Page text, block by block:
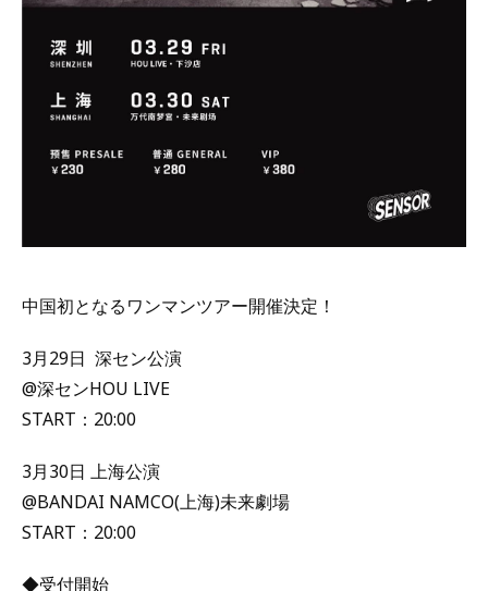
中国初となるワンマンツアー開催決定！
3月29日 深セン公演
@深センHOU LIVE
START：20:00
3月30日 上海公演
@BANDAI NAMCO(上海)未来劇場
START：20:00
◆受付開始